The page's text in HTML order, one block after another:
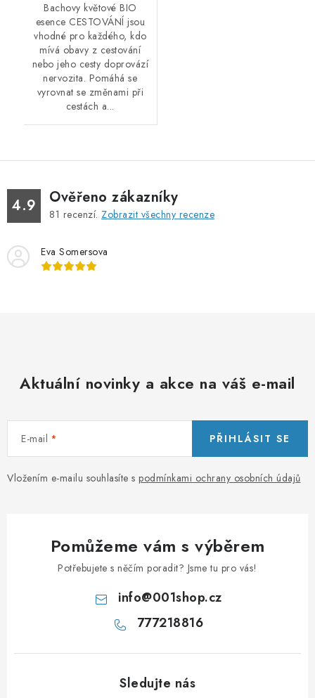
Bachovy květové BIO
esence CESTOVÁNÍ jsou
vhodné pro každého, kdo
mívá obavy z cestování
nebo jeho cesty doprovází
nervozita. Pomáhá se
vyrovnat se změnami při
cestách a...
4.9 Ověřeno zákazníky
81 recenzí. Zobrazit všechny recenze
Eva Somersova
Aktuální novinky a akce na váš e-mail
E-mail
Vložením e-mailu souhlasíte s podmínkami ochrany osobních údajů
PŘIHLÁSIT SE
Pomůžeme vám s výběrem
Potřebujete s něčím poradit? Jsme tu pro vás!
info@001shop.cz
777218816